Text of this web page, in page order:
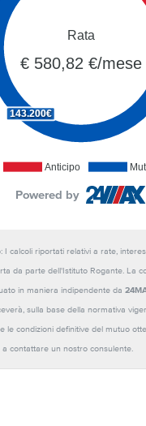
Anticipo
143.200€
Rata
€ 580,82 €/mese
Powered by
I calcoli riportati relativi a rate,
da parte dell'Istituto Rogante. La
in maniera indipendente da
sulla base della normativa
le condizioni definitive del mutuo
contattare un nostro consulente.